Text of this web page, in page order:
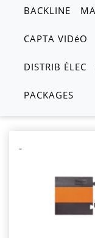
BACKLINE
CAPTA VIDéO
DISTRIB ÉLEC
PACKAGES
-